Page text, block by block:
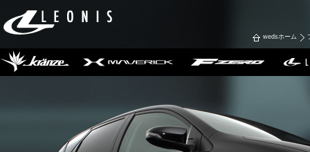
wedsホーム